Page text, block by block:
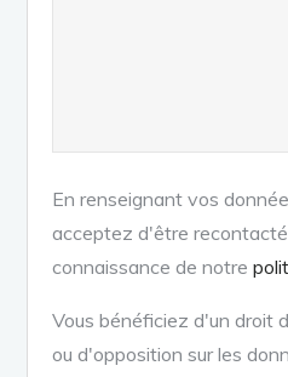
En renseignant vos
acceptez d'être
connaissance de notre
Vous bénéficiez d'un droit
ou d'opposition sur les